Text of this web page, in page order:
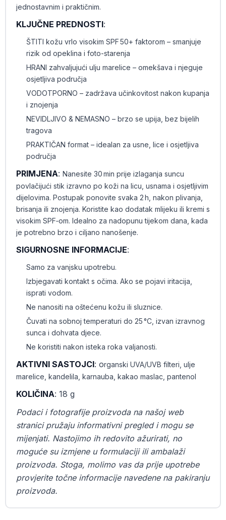
jednostavnim i praktičnim.
KLJUČNE PREDNOSTI:
ŠTITI kožu vrlo visokim SPF 50+ faktorom – smanjuje
rizik od opeklina i foto-starenja
HRANI zahvaljujući ulju marelice – omekšava i njeguje
osjetljiva područja
VODOTPORNO – zadržava učinkovitost nakon kupanja
i znojenja
NEVIDLJIVO & NEMASNO – brzo se upija, bez bijelih
tragova
PRAKTIČAN format – idealan za usne, lice i osjetljiva
područja
PRIMJENA: Nanesite 30 min prije izlaganja suncu
povlačijući stik izravno po koži na licu, usnama i osjetljivim
dijelovima. Postupak ponovite svaka 2 h, nakon plivanja,
brisanja ili znojenja. Koristite kao dodatak mlijeku ili kremi s
visokim SPF‑om. Idealno za nadopunu tijekom dana, kada
je potrebno brzo i ciljano nanošenje.
SIGURNOSNE INFORMACIJE:
Samo za vanjsku upotrebu.
Izbjegavati kontakt s očima. Ako se pojavi iritacija,
isprati vodom.
Ne nanositi na oštećenu kožu ili sluznice.
Čuvati na sobnoj temperaturi do 25 °C, izvan izravnog
sunca i dohvata djece.
Ne koristiti nakon isteka roka valjanosti.
AKTIVNI SASTOJCI: organski UVA/UVB filteri, ulje
marelice, kandelila, karnauba, kakao maslac, pantenol
KOLIČINA: 18 g
Podaci i fotografije proizvoda na našoj web
stranici pružaju informativni pregled i mogu se
mijenjati. Nastojimo ih redovito ažurirati, no
moguće su izmjene u formulaciji ili ambalaži
proizvoda. Stoga, molimo vas da prije upotrebe
provjerite točne informacije navedene na pakiranju
proizvoda.